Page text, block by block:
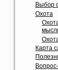
Выбор
Охота
Карта